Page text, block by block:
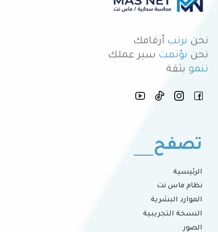
نحن نرتب أرقامك
نحن نؤتمت سير عملك
تنمو بثقة
تصفح
الرئيسية
نظام ماس نت
الموارد البشرية
النسخة التجريبية
الصور